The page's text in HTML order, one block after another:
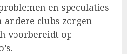
en speculaties
andere clubs zorgen
voorbereidt op